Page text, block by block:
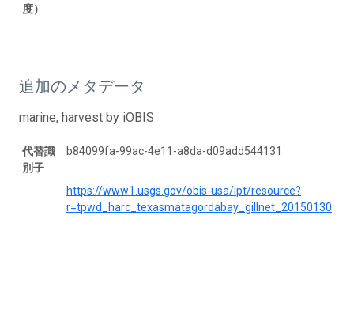
度）
追加のメタデータ
marine, harvest by iOBIS
代替識
別子
b84099fa-99ac-4e11-a8da-d09add544131
https://www1.usgs.gov/obis-usa/ipt/resource?
r=tpwd_harc_texasmatagordabay_gillnet_20150130